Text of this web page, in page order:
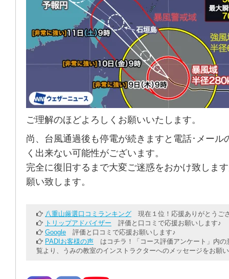
ご理解のほどよろしくお願いいたします。
尚、台風通過後も停電が続きますと電話･メール
く出来ない可能性がございます。
完全に復旧するまで大変ご迷惑をおかけ致しま
願い致します。
八重山厳選口コミランキング 現在１位！応援ありがとうご
トリップアドバイザー 評価と口コミで応援お願いします♪
Google 評価と口コミで応援お願いします♪
PADIお客様の声 はコチラ！「コース評価アンケート」内の
覧より、うみの教室のインストラクターへのメッセージをお願